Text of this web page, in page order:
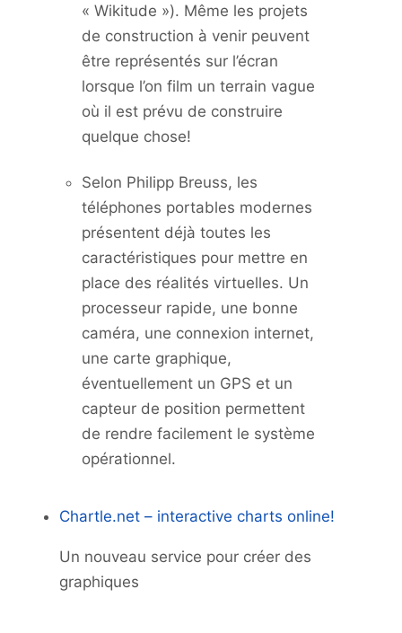
« Wikitude »). Même les projets
de construction à venir peuvent
être représentés sur l’écran
lorsque l’on film un terrain vague
où il est prévu de construire
quelque chose!
Selon Philipp Breuss, les
téléphones portables modernes
présentent déjà toutes les
caractéristiques pour mettre en
place des réalités virtuelles. Un
processeur rapide, une bonne
caméra, une connexion internet,
une carte graphique,
éventuellement un GPS et un
capteur de position permettent
de rendre facilement le système
opérationnel.
Chartle.net – interactive charts online!
Un nouveau service pour créer des
graphiques